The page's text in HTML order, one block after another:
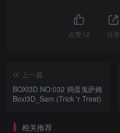
点赞 12 分享
上一篇
BOXI3D NO:032 捣蛋鬼萨姆
Boxi3D_Sam (Trick 'r Treat)
相关推荐